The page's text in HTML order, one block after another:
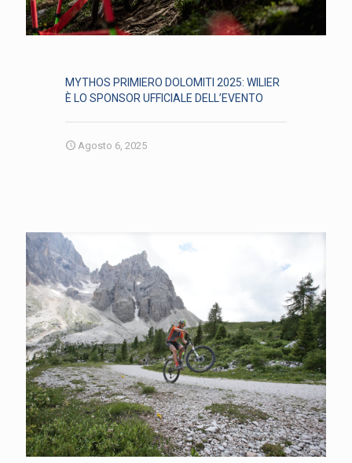
MYTHOS PRIMIERO DOLOMITI 2025: WILIER
È LO SPONSOR UFFICIALE DELL’EVENTO
Agosto 6, 2025